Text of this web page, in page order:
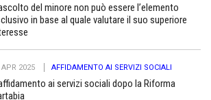
del minore non può essere l’elemento
in base al quale valutare il suo superiore
APR 2025 AFFIDAMENTO AI SERVIZI SOCIALI
ai servizi sociali dopo la Riforma